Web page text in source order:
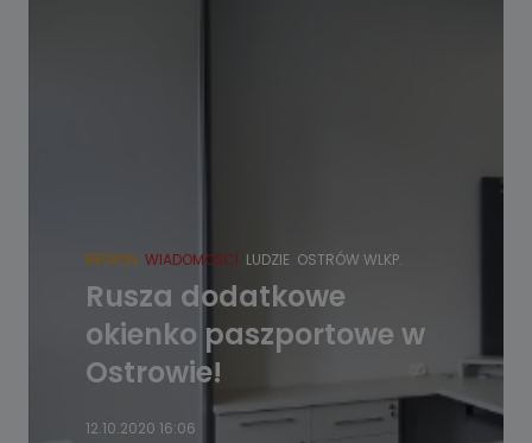
REGION WIADOMOŚCI LUDZIE OSTRÓW WLKP.
Rusza dodatkowe
okienko paszportowe w
Ostrowie!
12.10.2020 16:06